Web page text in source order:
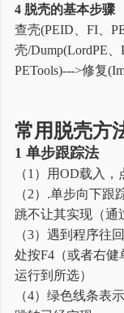
4 脱壳的基本步骤
查壳(PEID、FI、
壳/Dump(LordPE、
PETools)--->修复
常用脱壳方
1 单步跟踪法
（1）用OD载入
（2）.单步向下
跳不让其实现（通
（3）遇到程序往
处按F4（或者
运行到所选）
（4）绿色线条表